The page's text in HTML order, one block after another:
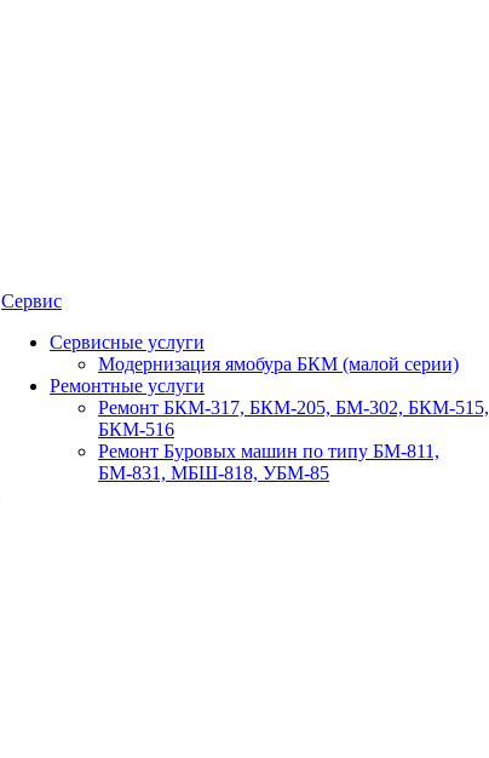
Сервис
Сервисные услуги
Модернизация ямобура БКМ (малой серии)
Ремонтные услуги
Ремонт БКМ-317, БКМ-205, БМ-302, БКМ-515,
БКМ-516
Ремонт Буровых машин по типу БМ-811,
БМ-831, МБШ-818, УБМ-85